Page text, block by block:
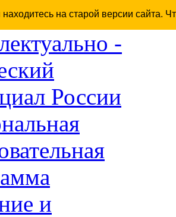
на старой версии сайта.
-
России
и